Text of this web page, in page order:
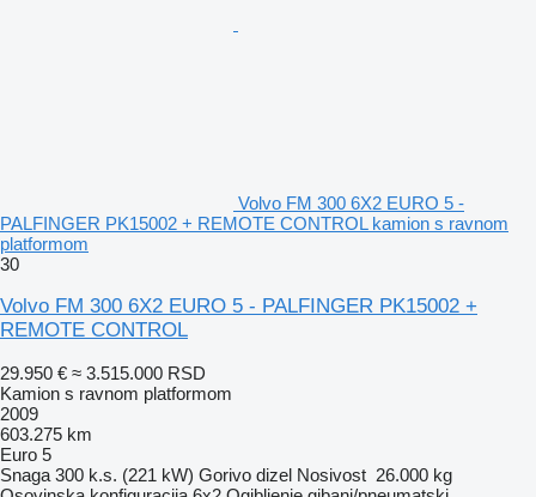
Volvo FM 300 6X2 EURO 5 -
PALFINGER PK15002 + REMOTE CONTROL kamion s ravnom
platformom
30
Volvo FM 300 6X2 EURO 5 - PALFINGER PK15002 +
REMOTE CONTROL
29.950 € ≈ 3.515.000 RSD
Kamion s ravnom platformom
2009
603.275 km
Euro 5
Snaga 300 k.s. (221 kW) Gorivo dizel Nosivost 26.000 kg